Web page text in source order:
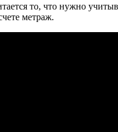
то, что нужно
метраж.